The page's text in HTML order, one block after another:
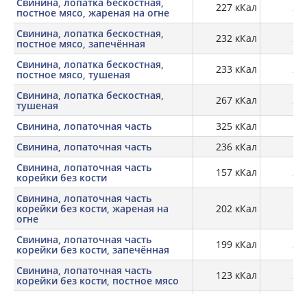
постное мясо, жареная на огне 227 кКал
Свинина, лопатка бескостная,
постное мясо, запечённая 232 кКал
Свинина, лопатка бескостная,
постное мясо, тушеная 233 кКал
Свинина, лопатка бескостная,
тушеная 267 кКал
Свинина, лопаточная часть
325 кКал
Свинина, лопаточная часть
236 кКал
Свинина, лопаточная часть
корейки без кости 157 кКал
Свинина, лопаточная часть
корейки без кости, жареная на
огне
202 кКал
Свинина, лопаточная часть
корейки без кости, запечённая 199 кКал
Свинина, лопаточная часть
корейки без кости, постное мясо 123 кКал